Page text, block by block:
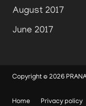
August 2017
June 2017
Copyright © 2026
Home Privacy policy